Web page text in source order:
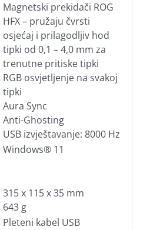
Magnetski prekidači ROG
HFX – pružaju čvrsti
osjećaj i prilagodljiv hod
tipki od 0,1 – 4,0 mm za
trenutne pritiske tipki
RGB osvjetljenje na svakoj
tipki
Aura Sync
Anti-Ghosting
USB izvještavanje: 8000 Hz
Windows® 11
315 x 115 x 35 mm
643 g
Pleteni kabel USB